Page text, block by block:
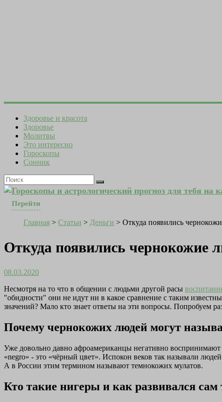
Здоровье и красота
Здоровье
Молитвы
Это интересно
Гороскопы
Сонник
Гороскопы и астрологический прогноз для тебя на
Перейти
Главная > Статьи > Деньги > Откуда появились
Откуда появились чернокожие
08.03.2020
Несмотря на то что в общении с людьми другой расы
"обидности" они не идут ни в какое сравнение с таким
значений? Мало кто знает ответы на эти вопросы. Попробуем
Почему чернокожих людей могут
Уже довольно давно афроамериканцы негативно воспринимают
«negro» - это «чёрный цвет». Испокон веков так называли
А в России этим термином называют темнокожих мулатов.
Кто такие нигеры и как развивался сам